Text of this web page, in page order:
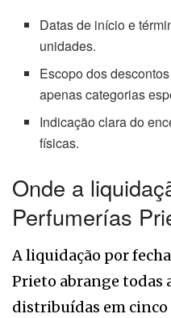
Datas de início e
unidades.
Escopo dos
apenas categorias
Indicação clara do
físicas.
Onde a
Perfumerías
A liquidação por
Prieto abrange todas
distribuídas em cinco